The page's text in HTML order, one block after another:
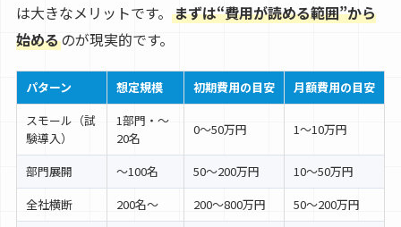
は大きなメリットです。 まずは“費用が読める範囲”から
始めるのが現実的です。
パターン 想定規模 初期費用の目安
月額費用の目安
スモール（試
験導入）
1部門・〜
20名
0〜50万円 1〜10万円
部門展開 〜100名 50〜200万円
10〜50万円
全社横断
200名〜 200〜800万円
50〜200万円